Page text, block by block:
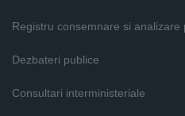
Registru consemnare si analizare
Dezbateri publice
Consultari interministeriale